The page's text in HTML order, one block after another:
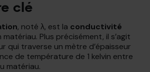
clé
, noté λ, est la conductivité
matériau. Plus précisément, il s’agit
qui traverse un mètre d’épaisseur
de température de 1 kelvin entre
matériau.